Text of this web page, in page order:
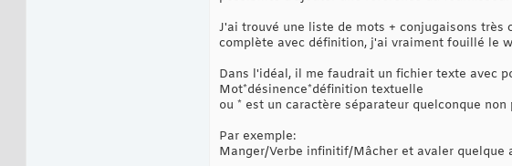
J'ai trouvé une liste de mots + conjugaisons
complète avec définition, j'ai vraiment fouillé le
Dans l'idéal, il me faudrait un fichier texte avec
Mot*désinence*définition textuelle
ou * est un caractère séparateur quelconque
Par exemple:
Manger/Verbe infinitif/Mâcher et avaler quelque